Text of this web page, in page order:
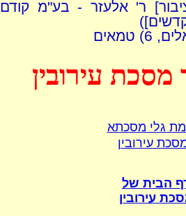
ר' אלעזר - בע"מ קודם
עירובין
גלי מסכתא
עירובין
הבית של
עירובין